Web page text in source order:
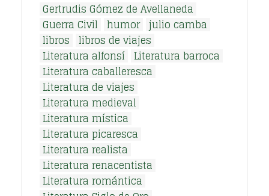
Gertrudis Gómez de Avellaneda
Guerra Civil humor julio camba
libros libros de viajes
Literatura alfonsí Literatura barroca
Literatura caballeresca
Literatura de viajes
Literatura medieval
Literatura mística
Literatura picaresca
Literatura realista
Literatura renacentista
Literatura romántica